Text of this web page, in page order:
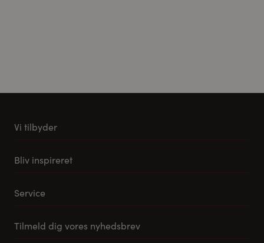
Vi tilbyder
Køkkener
Tilbehør og reservedele
Bliv inspireret
Service
Leveringsmuligheder
Tilmeld dig vores nyhedsbrev